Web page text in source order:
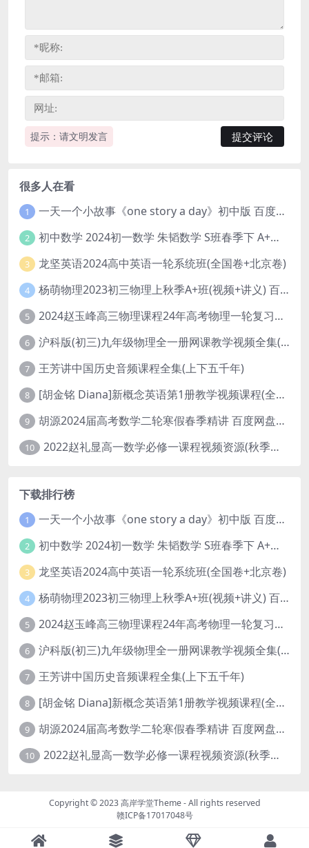
提示：请文明发言
很多人在看
1 一天一个小故事《one story a day》初中版 百度网盘分享下载
2 初中数学 2024初一数学 朱韬数学 S班春季下 A+班春季下 百度云网盘
3 龙坚英语2024高中英语一轮系统班(全国卷+北京卷)
4 杨萌物理2023初三物理上秋季A+班(视频+讲义) 百度网盘分享
5 2024赵玉峰高三物理课程24年高考物理一轮复习网课教程
6 沪科版(初三)九年级物理全一册网课教学视频全集(录播版 杜春雨 66讲)
7 王芳讲中国历史音频课程全集(上下五千年)
8 [胡金铭 Diana]新概念英语第1册教学视频课程(全集 百度网盘下载)
9 胡源2024届高考数学二轮寒假春季精讲 百度网盘分享
10 2022赵礼显高一数学必修一课程视频资源(秋季班 含讲义)百度网盘云
下载排行榜
1 一天一个小故事《one story a day》初中版 百度网盘分享下载
2 初中数学 2024初一数学 朱韬数学 S班春季下 A+班春季下 百度云网盘
3 龙坚英语2024高中英语一轮系统班(全国卷+北京卷)
4 杨萌物理2023初三物理上秋季A+班(视频+讲义) 百度网盘分享
5 2024赵玉峰高三物理课程24年高考物理一轮复习网课教程
6 沪科版(初三)九年级物理全一册网课教学视频全集(录播版 杜春雨 66讲)
7 王芳讲中国历史音频课程全集(上下五千年)
8 [胡金铭 Diana]新概念英语第1册教学视频课程(全集 百度网盘下载)
9 胡源2024届高考数学二轮寒假春季精讲 百度网盘分享
10 2022赵礼显高一数学必修一课程视频资源(秋季班 含讲义)百度网盘云
Copyright © 2023高岸学堂Theme- All rights reserved
赣ICP备17017048号